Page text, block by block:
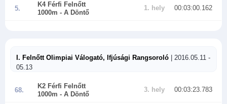
5.
K4 Férfi Felnőtt
1000m - A Döntő
1. hely 00:03:00.162
I. Felnőtt Olimpiai Válogató, Ifjúsági Rangsoroló | 2016.05.11 -
05.13
68.
K2 Férfi Felnőtt
1000m - A Döntő
3. hely 00:03:23.783